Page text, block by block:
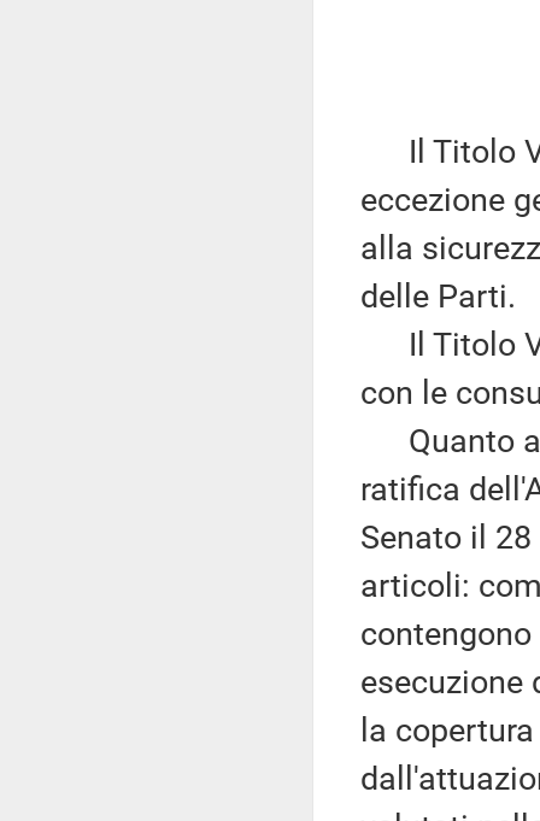
Il Titolo
eccezione
alla
delle Parti.
Il Titolo
con le
Quanto al
ratifica
Senato il
articoli:
esecuzione
la